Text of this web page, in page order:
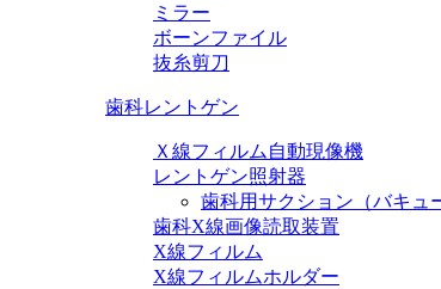
ミラー
ボーンファイル
抜糸剪刀
歯科レントゲン
Ｘ線フィルム自動現像機
レントゲン照射器
歯科用サクション（バキュ
歯科X線画像読取装置
X線フィルム
X線フィルムホルダー